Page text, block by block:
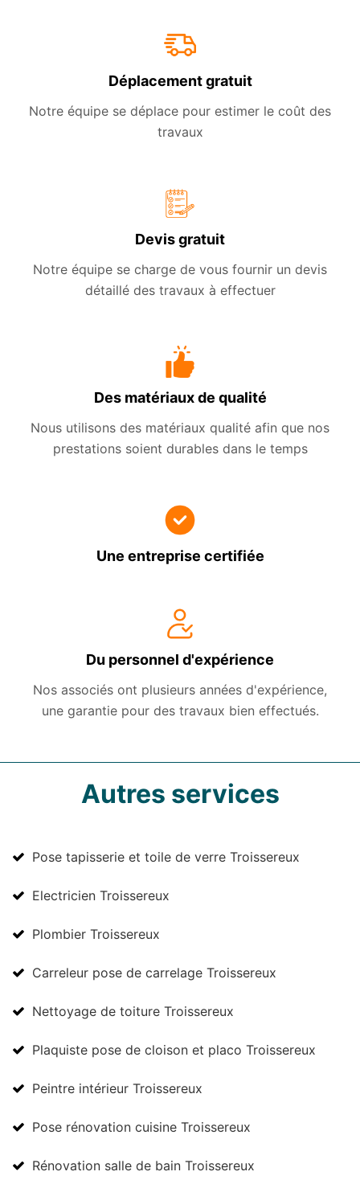
Déplacement gratuit
Notre équipe se déplace pour estimer le coût des
travaux
Devis gratuit
Notre équipe se charge de vous fournir un devis
détaillé des travaux à effectuer
Des matériaux de qualité
Nous utilisons des matériaux qualité afin que nos
prestations soient durables dans le temps
Une entreprise certifiée
Du personnel d'expérience
Nos associés ont plusieurs années d'expérience,
une garantie pour des travaux bien effectués.
Autres services
Pose tapisserie et toile de verre Troissereux
Electricien Troissereux
Plombier Troissereux
Carreleur pose de carrelage Troissereux
Nettoyage de toiture Troissereux
Plaquiste pose de cloison et placo Troissereux
Peintre intérieur Troissereux
Pose rénovation cuisine Troissereux
Rénovation salle de bain Troissereux